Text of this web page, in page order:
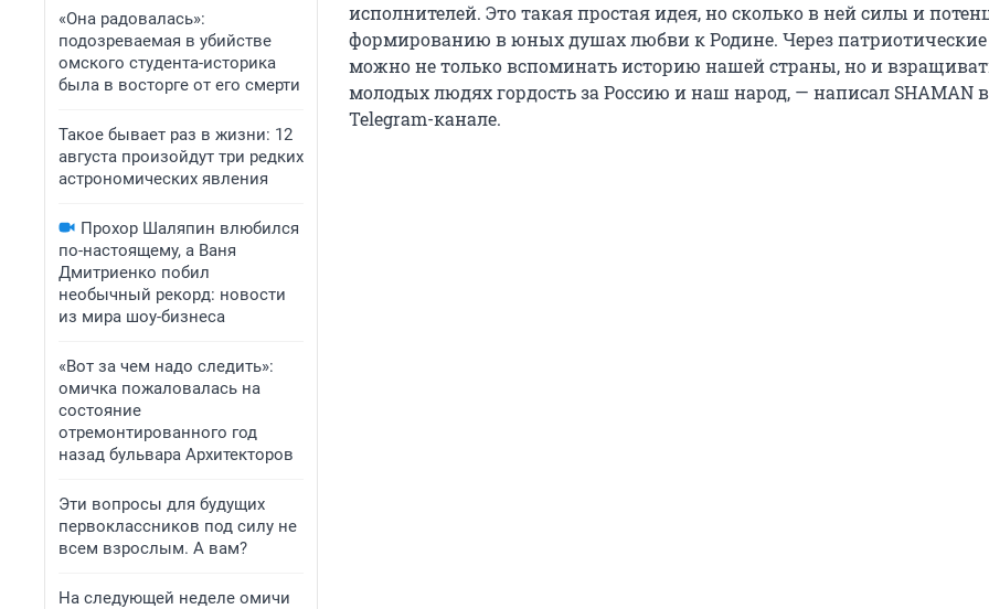
«Она радовалась»:
подозреваемая в убийстве
омского студента-историка
была в восторге от его смерти
Такое бывает раз в жизни: 12
августа произойдут три редких
астрономических явления
Прохор Шаляпин влюбился
по-настоящему, а Ваня
Дмитриенко побил
необычный рекорд: новости
из мира шоу-бизнеса
«Вот за чем надо следить»:
омичка пожаловалась на
состояние
отремонтированного год
назад бульвара Архитекторов
Эти вопросы для будущих
первоклассников под силу не
всем взрослым. А вам?
На следующей неделе омичи
исполнителей. Это такая простая идея, но сколько в ней силы и
формированию в юных душах любви к Родине. Через
можно не только вспоминать историю нашей страны, но и
молодых людях гордость за Россию и наш народ, — написал SHAMAN
Telegram-канале.